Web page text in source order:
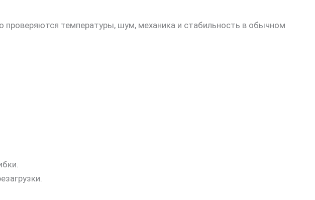
температуры, шум, механика и стабильность в обычном